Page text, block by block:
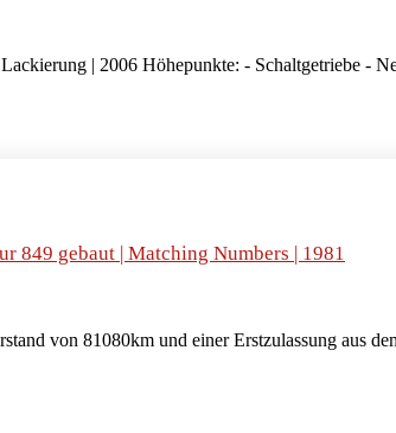
| 2006 Höhepunkte: - Schaltgetriebe -
849 gebaut | Matching Numbers | 1981
von 81080km und einer Erstzulassung aus